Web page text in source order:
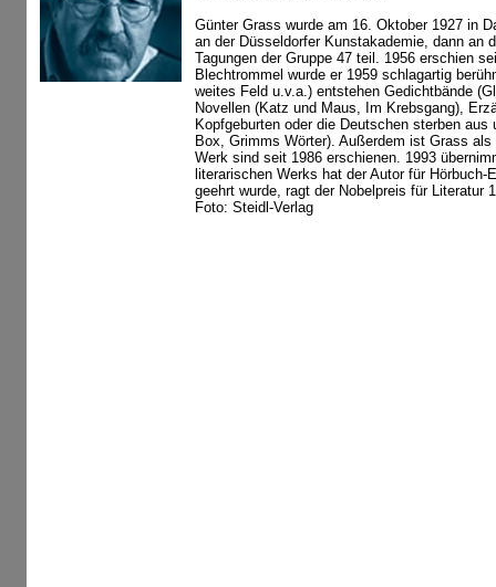
Günter Grass wurde am 16. Oktober 1927 in
an der Düsseldorfer Kunstakademie, dann an
Tagungen der Gruppe 47 teil. 1956 erschien
Blechtrommel wurde er 1959 schlagartig
weites Feld u.v.a.) entstehen Gedichtbände
Novellen (Katz und Maus, Im Krebsgang),
Kopfgeburten oder die Deutschen sterben
Box, Grimms Wörter). Außerdem ist Grass
Werk sind seit 1986 erschienen. 1993
literarischen Werks hat der Autor für
geehrt wurde, ragt der Nobelpreis für Literatur
Foto: Steidl-Verlag